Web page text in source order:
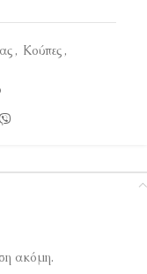
, Κούπες ,
ακόμη.